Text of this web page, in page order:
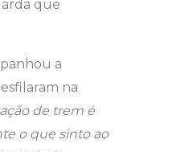
que
a
na
de trem é
o que sinto ao